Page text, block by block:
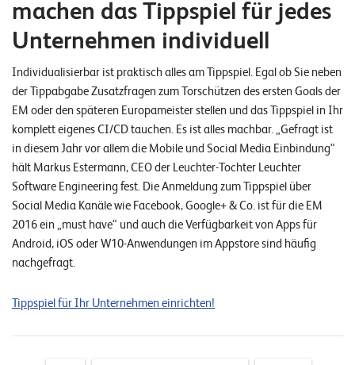
E
v
e
n
s
S
U
P
P
O
A
machen das Tippspiel für jedes
Unternehmen individuell
Individualisierbar ist praktisch alles am Tippspiel. Egal ob Sie neben
der Tippabgabe Zusatzfragen zum Torschützen des ersten Goals der
EM oder den späteren Europameister stellen und das Tippspiel in Ihr
komplett eigenes CI/CD tauchen. Es ist alles machbar. „Gefragt ist
in diesem Jahr vor allem die Mobile und Social Media Einbindung“
hält Markus Estermann, CEO der Leuchter-Tochter Leuchter
Software Engineering fest. Die Anmeldung zum Tippspiel über
Social Media Kanäle wie Facebook, Google+ & Co. ist für die EM
2016 ein „must have“ und auch die Verfügbarkeit von Apps für
Android, iOS oder W10-Anwendungen im Appstore sind häufig
nachgefragt.
Tippspiel für Ihr Unternehmen einrichten!